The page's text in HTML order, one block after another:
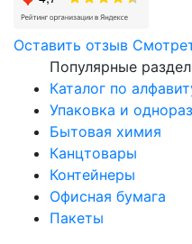
Оставить отзыв
Популярные
Каталог по
Упаковка и
Бытовая химия
Канцтовары
Контейнеры
Офисная бумага
Пакеты